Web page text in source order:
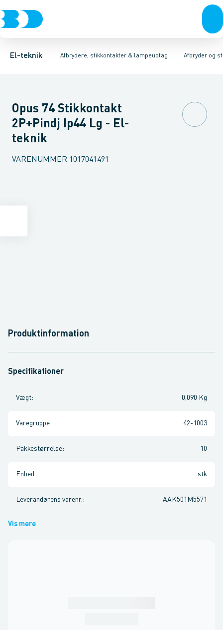
El-teknik Afbrydere, stikkontakter & lampeudtag
Afbrydere, stikkontakter & lampeudtagForgreningsmateriel
Afbryder og
Afbryder og stikdåsemateriel
Afbryder og stikkontakt kombinationInstallationsafbryder
Opus 74 Stikkontakt
2P+Pindj Ip44 Lg - El-
teknik
VARENUMMER 1017041491
Produktinformation
Specifikationer
Vægt: 0,090 Kg
Varegruppe: 42-1003
Pakkestørrelse: 10
Enhed : stk
Leverandørens varenr. : AAK501M5571
Vis mere